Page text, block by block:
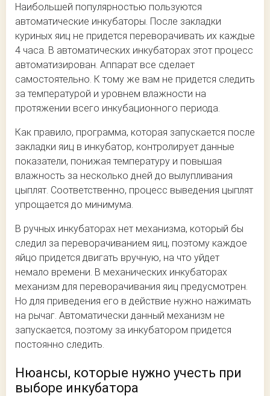
Наибольшей популярностью пользуются
автоматические инкубаторы. После закладки
куриных яиц не придется переворачивать их каждые
4 часа. В автоматических инкубаторах этот процесс
автоматизирован. Аппарат все сделает
самостоятельно. К тому же вам не придется следить
за температурой и уровнем влажности на
протяжении всего инкубационного периода.
Как правило, программа, которая запускается после
закладки яиц в инкубатор, контролирует данные
показатели, понижая температуру и повышая
влажность за несколько дней до вылупливания
цыплят. Соответственно, процесс выведения цыплят
упрощается до минимума.
В ручных инкубаторах нет механизма, который бы
следил за переворачиванием яиц, поэтому каждое
яйцо придется двигать вручную, на что уйдет
немало времени. В механических инкубаторах
механизм для переворачивания яиц предусмотрен.
Но для приведения его в действие нужно нажимать
на рычаг. Автоматически данный механизм не
запускается, поэтому за инкубатором придется
постоянно следить.
Нюансы, которые нужно учесть при
выборе инкубатора